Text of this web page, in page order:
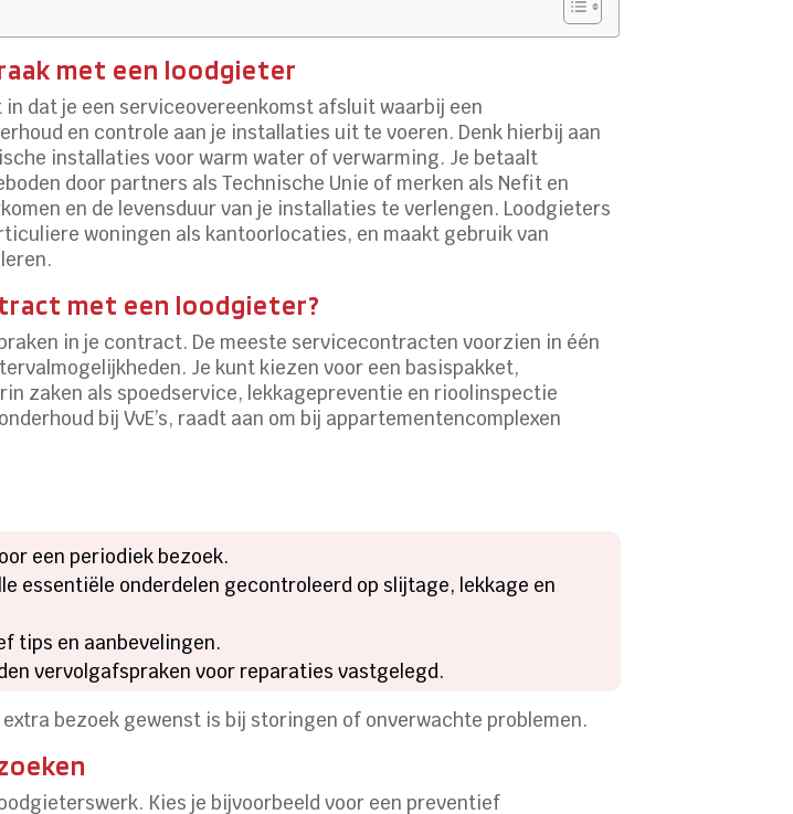
met een loodgieter
dat je een serviceovereenkomst afsluit waarbij een
en controle aan je installaties uit te voeren. Denk hierbij aan
installaties voor warm water of verwarming. Je betaalt
door partners als Technische Unie of merken als Nefit en
en de levensduur van je installaties te verlengen. Loodgieters
woningen als kantoorlocaties, en maakt gebruik van
met een loodgieter?
in je contract. De meeste servicecontracten voorzien in één
Je kunt kiezen voor een basispakket,
zaken als spoedservice, lekkagepreventie en rioolinspectie
bij VvE’s, raadt aan om bij appartementencomplexen
een periodiek bezoek.
essentiële onderdelen gecontroleerd op slijtage, lekkage en
tips en aanbevelingen.
vervolgafspraken voor reparaties vastgelegd.
bezoek gewenst is bij storingen of onverwachte problemen.
Kies je bijvoorbeeld voor een preventief